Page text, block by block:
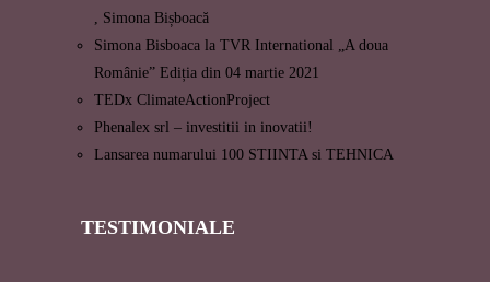
, Simona Bișboacă
Simona Bisboaca la TVR International „A doua
Românie” Ediția din 04 martie 2021
TEDx ClimateActionProject
Phenalex srl – investitii in inovatii!
Lansarea numarului 100 STIINTA si TEHNICA
TESTIMONIALE